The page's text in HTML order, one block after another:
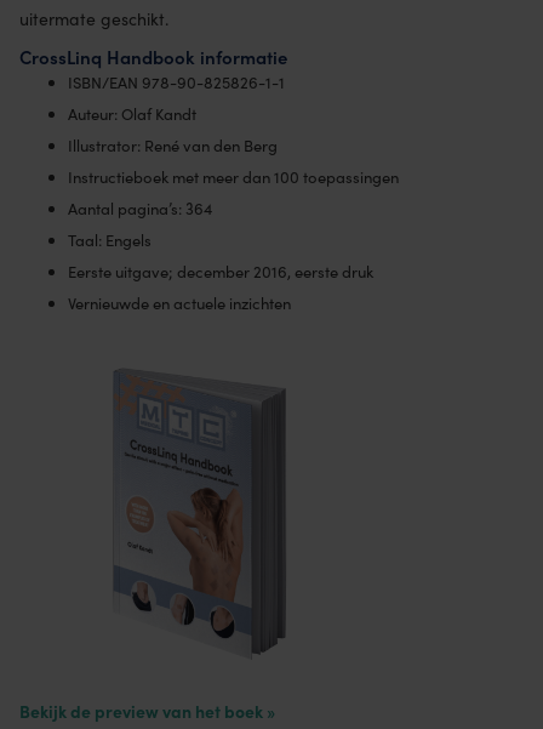
uitermate geschikt.
CrossLinq Handbook informatie
ISBN/EAN 978-90-825826-1-1
Auteur: Olaf Kandt
Illustrator: René van den Berg
Instructieboek met meer dan 100 toepassingen
Aantal pagina’s: 364
Taal: Engels
Eerste uitgave; december 2016, eerste druk
Vernieuwde en actuele inzichten
Bekijk de preview van het boek »